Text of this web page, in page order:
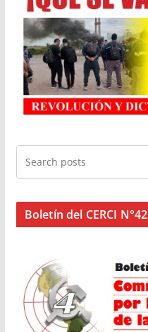
Boletín del CERCI N°42